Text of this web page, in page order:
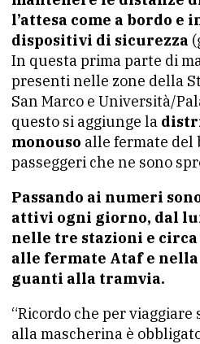
l’attesa come a bordo e
dispositivi di sicurezza
In questa prima parte di
presenti nelle zone della
San Marco e Università/
questo si aggiunge la
monouso alle fermate del
passeggeri che ne sono
Passando ai numeri
attivi ogni giorno, dal
nelle tre stazioni e
alle fermate Ataf e
guanti alla tramvia.
“Ricordo che per
alla mascherina è